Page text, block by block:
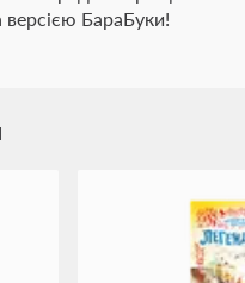
БараБуки!